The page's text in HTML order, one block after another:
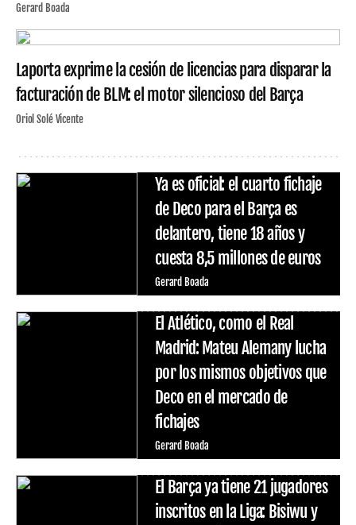
Gerard Boada
Laporta exprime la cesión de licencias para disparar la
facturación de BLM: el motor silencioso del Barça
Oriol Solé Vicente
Ya es oficial: el cuarto fichaje
de Deco para el Barça es
delantero, tiene 18 años y
cuesta 8,5 millones de euros
Gerard Boada
El Atlético, como el Real
Madrid: Mateu Alemany lucha
por los mismos objetivos que
Deco en el mercado de
fichajes
Gerard Boada
El Barça ya tiene 21 jugadores
inscritos en la Liga: Bisiwu y